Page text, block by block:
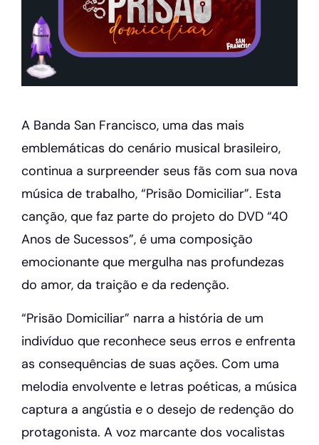
A Banda San Francisco, uma das mais
emblemáticas do cenário musical brasileiro,
continua a surpreender seus fãs com sua nova
música de trabalho, “Prisão Domiciliar”. Esta
canção, que faz parte do projeto do DVD “40
Anos de Sucessos”, é uma composição
emocionante que mergulha nas profundezas
do amor, da traição e da redenção.
“Prisão Domiciliar” narra a história de um
indivíduo que reconhece seus erros e enfrenta
as consequências de suas ações. Com uma
melodia envolvente e letras poéticas, a música
captura a angústia e o desejo de redenção do
protagonista. A voz marcante dos vocalistas